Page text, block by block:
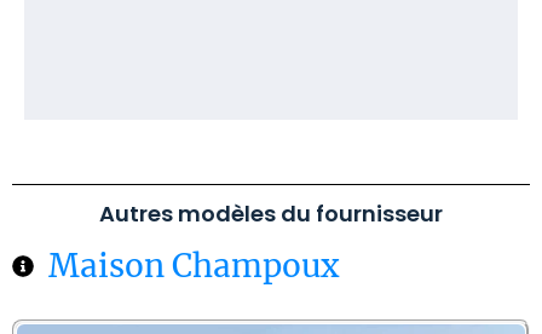
Autres modèles du fournisseur
Maison Champoux